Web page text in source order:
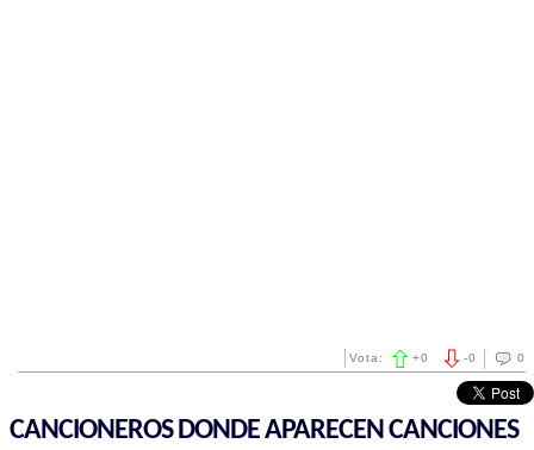
0
-0
Vota: +0
CANCIONEROS DONDE APARECEN CANCIONES